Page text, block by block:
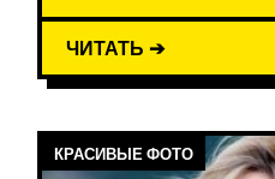
ЧИТАТЬ ➔
КРАСИВЫЕ ФОТО